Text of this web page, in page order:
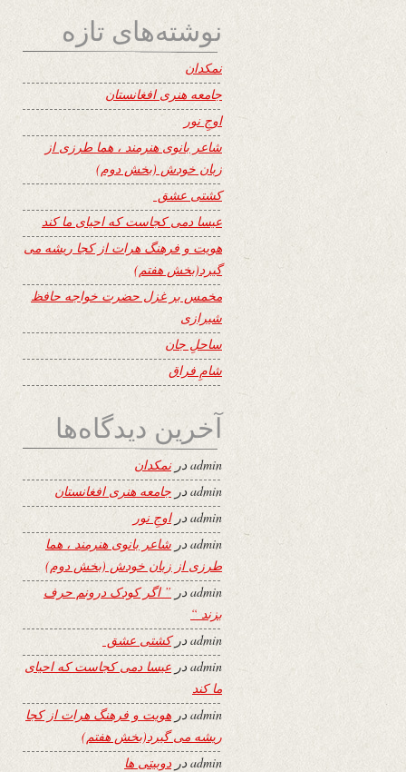
نوشته‌های تازه
نمکدان
جامعه هنری افغانستان
اوجِ نور
شاعر بانوی هنرمند ، هما طرزی از
زبان خودش (بخش دوم)
کشتی عشق
عیسا دمی کجاست که احیای ما کند
هویت و فرهنگ هرات از کجا ریشه می
گیرد(بخش هفتم)
مخمس بر غزل حضرت خواجه حافظ
شیرازی
ساحلِ جان
شامِ فراق
آخرین دیدگاه‌ها
adminدرنمکدان
adminدر جامعه هنری افغانستان
adminدراوجِ نور
adminدر شاعر بانوی هنرمند ، هما
طرزی از زبان خودش (بخش دوم)
adminدر ” اگر کودک درونم حرف
بزند “
adminدرکشتی عشق
adminدر عیسا دمی کجاست که احیای
ما کند
adminدر هویت و فرهنگ هرات از کجا
ریشه می گیرد(بخش هفتم)
adminدردوبیتی ها